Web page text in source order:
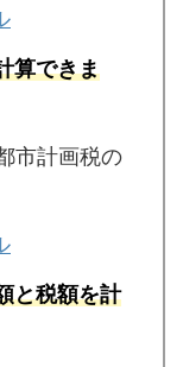
算できま
市計画税の
と税額を計